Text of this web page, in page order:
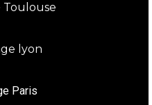
Toulouse
lyon
Paris